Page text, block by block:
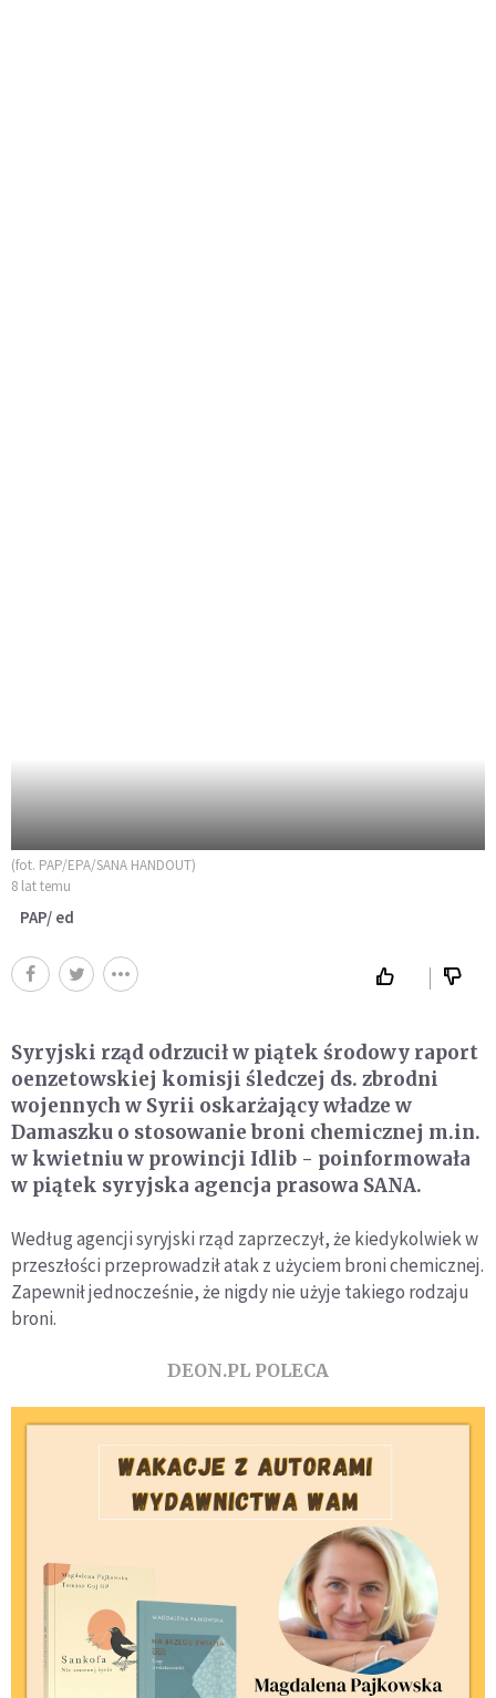
(fot. PAP/EPA/SANA HANDOUT)
8 lat temu
PAP/ ed
Syryjski rząd odrzucił w piątek środowy raport
oenzetowskiej komisji śledczej ds. zbrodni
wojennych w Syrii oskarżający władze w
Damaszku o stosowanie broni chemicznej m.in.
w kwietniu w prowincji Idlib - poinformowała
w piątek syryjska agencja prasowa SANA.
Według agencji syryjski rząd zaprzeczył, że kiedykolwiek w
przeszłości przeprowadził atak z użyciem broni chemicznej.
Zapewnił jednocześnie, że nigdy nie użyje takiego rodzaju
broni.
DEON.PL POLECA